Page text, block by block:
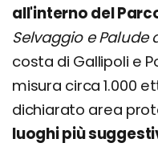
all'interno del
Selvaggio e Palude
costa di Gallipoli e
misura circa 1.000
dichiarato area
luoghi più